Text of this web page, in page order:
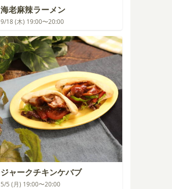
海老麻辣ラーメン
9/18 (木) 19:00〜20:00
ジャークチキンケバブ
5/5 (月) 19:00〜20:00